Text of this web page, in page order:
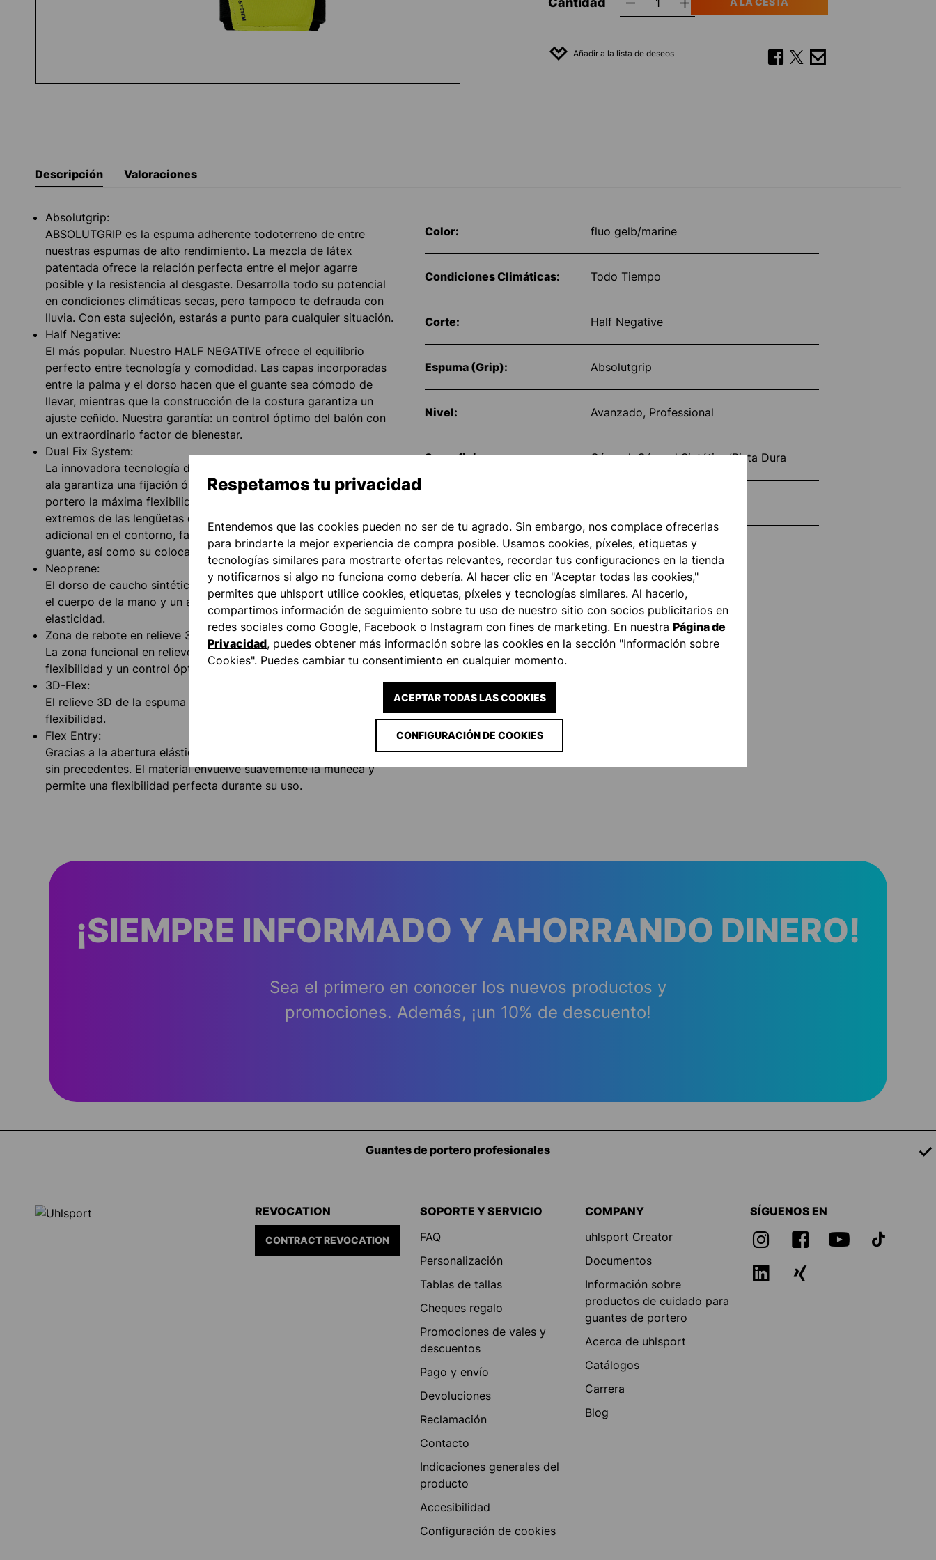
Añadir a la lista de deseos
Descripción Valoraciones
Absolutgrip:
ABSOLUTGRIP es la espuma adherente todoterreno de entre
nuestras espumas de alto rendimiento. La mezcla de látex
patentada ofrece la relación perfecta entre el mejor agarre
posible y la resistencia al desgaste. Desarrolla todo su potencial
en condiciones climáticas secas, pero tampoco te defrauda con
lluvia. Con esta sujeción, estarás a punto para cualquier situación.
Half Negative:
El más popular. Nuestro HALF NEGATIVE ofrece el equilibrio
perfecto entre tecnología y comodidad. Las capas incorporadas
entre la palma y el dorso hacen que el guante sea cómodo de
llevar, mientras que la construcción de la costura garantiza un
ajuste ceñido. Nuestra garantía: un control óptimo del balón con
un extraordinario factor de bienestar.
Dual Fix System:
La innovadora tecnología de cierre con construcción en forma de
ala garantiza una fijación óptima del guante y proporciona al
portero la máxima flexibilidad, además de estabilidad. Los
extremos de las lengüetas de cierre, así como una lengüeta
adicional en el contorno, facilitan la apertura y el cierre del
guante, así como su colocación.
Neoprene:
El dorso de caucho sintético te ofrece una flexibilidad óptima en
el cuerpo de la mano y un ajuste muy cómodo gracias a su gran
elasticidad.
Zona de rebote en relieve 3D:
La zona funcional en relieve 3D en la zona del puño garantiza una
flexibilidad y un control óptimos en todas las situaciones.
3D-Flex:
El relieve 3D de la espuma adherente garantiza la máxima
flexibilidad.
Flex Entry:
Gracias a la abertura elástica, alcanzarás niveles de comodidad
sin precedentes. El material envuelve suavemente la muñeca y
permite una flexibilidad perfecta durante su uso.
Color: fluo gelb/marine
Condiciones Climáticas: Todo Tiempo
Corte: Half Negative
Espuma (Grip): Absolutgrip
Nivel: Avanzado, Professional
Superficie: Césped, Césped Sintético/Pista Dura
Número de artículo 1011333011113
¡SIEMPRE INFORMADO Y AHORRANDO DINERO!
Sea el primero en conocer los nuevos productos y
promociones. Además, ¡un 10% de descuento!
Equipamiento para porteros
REVOCATION
CONTRACT REVOCATION
SOPORTE Y SERVICIO
FAQ
Personalización
Tablas de tallas
Cheques regalo
Promociones de vales y
descuentos
Pago y envío
Devoluciones
Reclamación
Contacto
Indicaciones generales del
producto
Accesibilidad
Configuración de cookies
COMPANY
uhlsport Creator
Documentos
Información sobre
productos de cuidado para
guantes de portero
Acerca de uhlsport
Catálogos
Carrera
Blog
SÍGUENOS EN
Respetamos tu privacidad
Entendemos que las cookies pueden no ser de tu agrado. Sin embargo, nos complace ofrecerlas
para brindarte la mejor experiencia de compra posible. Usamos cookies, píxeles, etiquetas y
tecnologías similares para mostrarte ofertas relevantes, recordar tus configuraciones en la tienda
y notificarnos si algo no funciona como debería. Al hacer clic en "Aceptar todas las cookies,"
permites que uhlsport utilice cookies, etiquetas, píxeles y tecnologías similares. Al hacerlo,
compartimos información de seguimiento sobre tu uso de nuestro sitio con socios publicitarios en
redes sociales como Google, Facebook o Instagram con fines de marketing. En nuestra Página de
Privacidad, puedes obtener más información sobre las cookies en la sección "Información sobre
Cookies". Puedes cambiar tu consentimiento en cualquier momento.
CONFIGURACIÓN DE COOKIES
ACEPTAR TODAS LAS COOKIES